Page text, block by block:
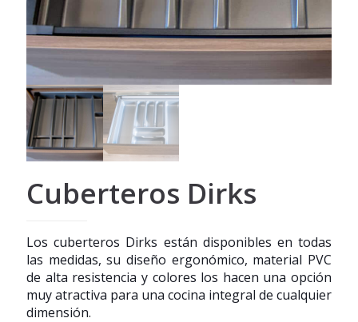
Cuberteros Dirks
Los cuberteros Dirks están disponibles en todas
las medidas, su diseño ergonómico, material PVC
de alta resistencia y colores los hacen una opción
muy atractiva para una cocina integral de cualquier
dimensión.